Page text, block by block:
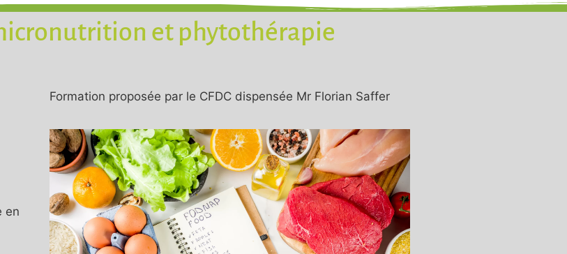
et phytothérapie
en
Formation proposée par le CFDC dispensée Mr Florian Saffer